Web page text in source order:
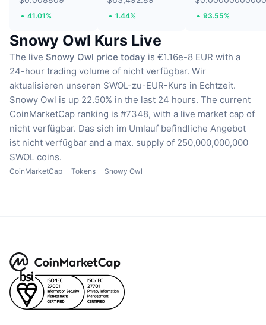
41.01% 1.44% 93.55%
Snowy Owl Kurs Live
The live Snowy Owl price today is €1.16e-8 EUR with a
24-hour trading volume of nicht verfügbar. Wir
aktualisieren unseren SWOL-zu-EUR-Kurs in Echtzeit.
Snowy Owl is up 22.50% in the last 24 hours. The current
CoinMarketCap ranking is #7348, with a live market cap of
nicht verfügbar. Das sich im Umlauf befindliche Angebot
ist nicht verfügbar and a max. supply of 250,000,000,000
SWOL coins.
CoinMarketCap Tokens Snowy Owl